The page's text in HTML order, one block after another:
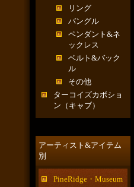
リング
バングル
ペンダント&ネ
ックレス
ベルト&バック
ル
その他
ターコイズカボショ
ン（キャブ）
アーティスト&アイテム
別
PineRidge・Museum